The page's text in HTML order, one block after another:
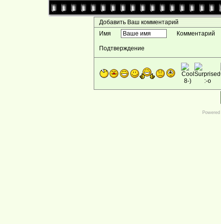
Добавить Ваш комментарий
Имя
Комментарий
Подтверждение